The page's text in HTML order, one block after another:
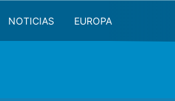
NOTICIAS EUROPA